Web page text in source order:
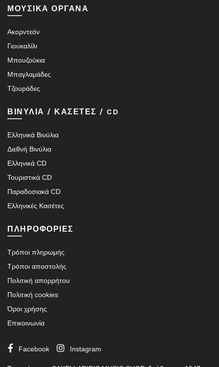
ΜΟΥΣΙΚΑ ΟΡΓΑΝΑ
Ακορντεόν
Γιουκαλίλι
Μπουζούκια
Μπαγλαμάδες
Τζουράδες
ΒΙΝΥΛΙΑ / ΚΑΣΕΤΕΣ / CD
Ελληνικά Βινύλια
Διεθνή Βινύλια
Ελληνικά CD
Τουριστικά CD
Παραδοσιακά CD
Ελληνικές Κασέτες
ΠΛΗΡΟΦΟΡΙΕΣ
Τρόποι πληρωμής
Τρόποι αποστολής
Πολιτική απορρήτου
Πολιτική cookies
Όροι χρήσης
Επικοινωνία
Facebook Instagram